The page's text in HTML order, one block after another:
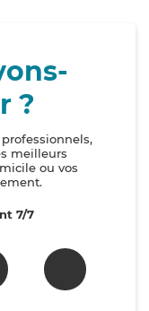
?
meilleurs
ou vos
7/7